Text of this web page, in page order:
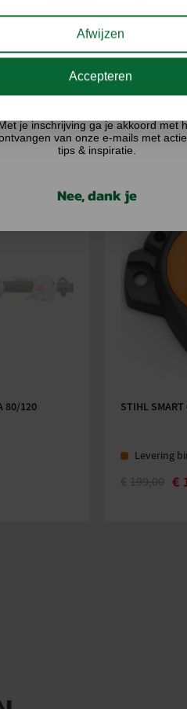
STIHL AK 30.0
€ 179,00 €
80/120 STIHL SMART
Levering
€ 199,00 €
Afwijzen
Accepteren
Ik doe graag mee!
je inschrijving ga je akkoord met
van onze e-mails met
tips & inspiratie.
Nee, dank je